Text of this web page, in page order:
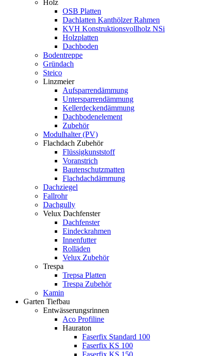
Holz
OSB Platten
Dachlatten Kanthölzer Rahmen
KVH Konstruktionsvollholz NSi
Holzplatten
Dachboden
Bodentreppe
Gründach
Steico
Linzmeier
Aufsparrendämmung
Untersparrendämmung
Kellerdeckendämmung
Dachbodenelement
Zubehör
Modulhalter (PV)
Flachdach Zubehör
Flüssigkunststoff
Voranstrich
Bautenschutzmatten
Flachdachdämmung
Dachziegel
Fallrohr
Dachgully
Velux Dachfenster
Dachfenster
Eindeckrahmen
Innenfutter
Rolläden
Velux Zubehör
Trespa
Trepsa Platten
Trespa Zubehör
Kamin
Garten Tiefbau
Entwässerungsrinnen
Aco Profiline
Hauraton
Faserfix Standard 100
Faserfix KS 100
Faserfix KS 150